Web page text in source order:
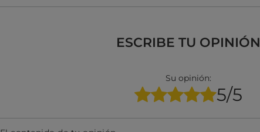
ESCRIBE TU OPINIÓN
Su opinión:
5/5